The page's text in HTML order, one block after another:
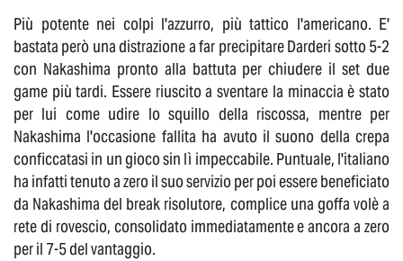
Più potente nei colpi l'azzurro, più tattico l'americano. E'
bastata però una distrazione a far precipitare Darderi sotto 5-2
con Nakashima pronto alla battuta per chiudere il set due
game più tardi. Essere riuscito a sventare la minaccia è stato
per lui come udire lo squillo della riscossa, mentre per
Nakashima l'occasione fallita ha avuto il suono della crepa
conficcatasi in un gioco sin lì impeccabile. Puntuale, l'italiano
ha infatti tenuto a zero il suo servizio per poi essere beneficiato
da Nakashima del break risolutore, complice una goffa volè a
rete di rovescio, consolidato immediatamente e ancora a zero
per il 7-5 del vantaggio.